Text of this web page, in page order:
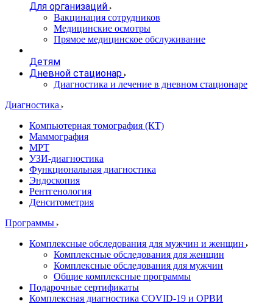
Для организаций
Вакцинация сотрудников
Медицинские осмотры
Прямое медицинское обслуживание
Детям
Дневной стационар
Диагностика и лечение в дневном стационаре
Диагностика
Компьютерная томография (КТ)
Маммография
МРТ
УЗИ-диагностика
Функциональная диагностика
Эндоскопия
Рентгенология
Денситометрия
Программы
Комплексные обследования для мужчин и женщин
Комплексные обследования для женщин
Комплексные обследования для мужчин
Общие комплексные программы
Подарочные сертификаты
Комплексная диагностика COVID-19 и ОРВИ